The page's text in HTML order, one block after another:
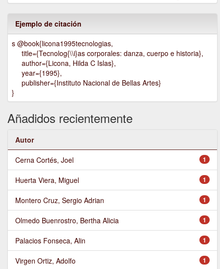
Ejemplo de citación
s @book{licona1995tecnologias,
title={Tecnolog{\\i}as corporales: danza, cuerpo e historia},
author={Licona, Hilda C Islas},
year={1995},
publisher={Instituto Nacional de Bellas Artes}
}
Añadidos recientemente
Autor
1
Cerna Cortés, Joel
1
Huerta Viera, Miguel
1
Montero Cruz, Sergio Adrian
1
Olmedo Buenrostro, Bertha Alicia
1
Palacios Fonseca, Alin
1
Virgen Ortiz, Adolfo